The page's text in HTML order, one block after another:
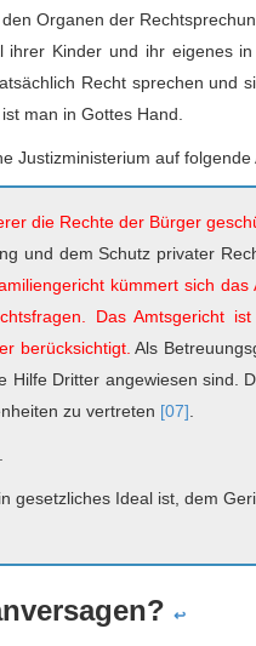
Organen der
Kinder und ihr eigenes
Recht sprechen und
man in Gottes Hand.
Justizministerium auf folgende
die Rechte der Bürger
und dem Schutz privater
kümmert sich
Das Amtsgericht
berücksichtigt. Als
Dritter angewiesen sind.
zu vertreten [07].
gesetzliches Ideal ist, dem
↩